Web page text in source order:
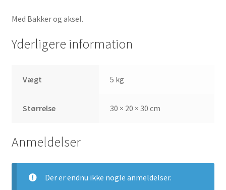
Med Bakker og aksel.
Yderligere information
Vægt 5 kg
Størrelse 30 × 20 × 30 cm
Anmeldelser
Der er endnu ikke nogle anmeldelser.